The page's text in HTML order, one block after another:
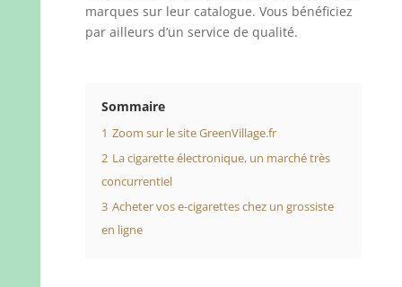
marques sur leur catalogue. Vous bénéficiez
par ailleurs d’un service de qualité.
Sommaire
1 Zoom sur le site GreenVillage.fr
2 La cigarette électronique, un marché très
concurrentiel
3 Acheter vos e-cigarettes chez un grossiste
en ligne